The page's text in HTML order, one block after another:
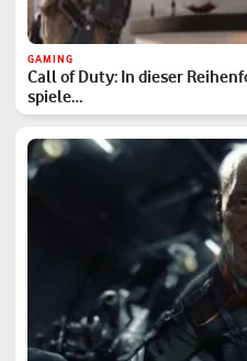
GAMING
Call of Duty: In dieser
spiele…